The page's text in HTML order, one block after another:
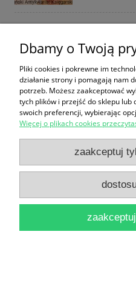
Idolka : dziewczyna
Ania z Szumiących
Dbamy o Twoją
Pliki cookies i pokrewne im
działanie strony i pomagają nam
potrzeb. Możesz zaakceptować
tych plików i przejść do sklepu lub
swoich preferencji, wybierając
Więcej o plikach cookies
zaakceptuj